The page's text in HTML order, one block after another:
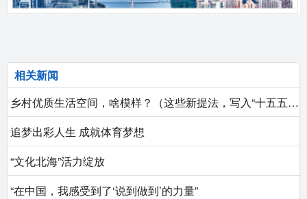
相关新闻
乡村优质生活空间，啥模样？（这些新提法，写入“十五五”规划建议⑦）
追梦出彩人生 成就体育梦想
“文化北海”活力绽放
“在中国，我感受到了‘说到做到’的力量”